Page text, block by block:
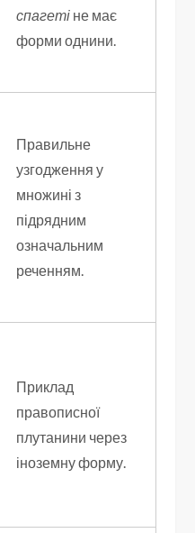
спагеті не має
форми однини.
Правильне
узгодження у
множині з
підрядним
означальним
реченням.
Приклад
правописної
плутанини через
іноземну форму.